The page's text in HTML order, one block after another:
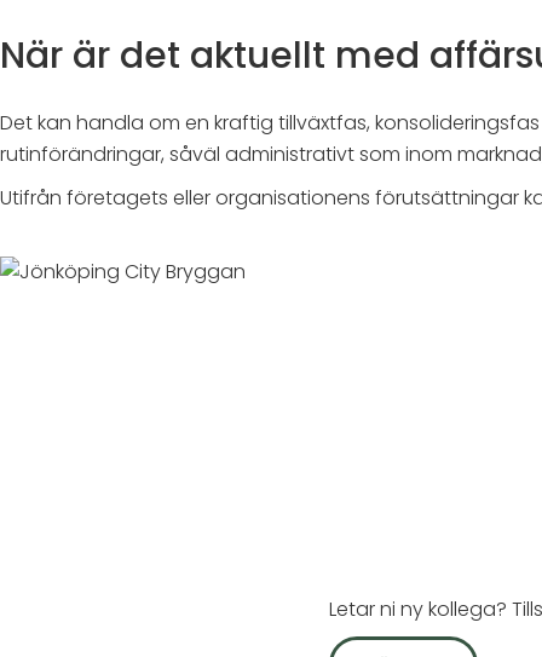
När är det aktuellt med
Det kan handla om en kraftig tillväxtfas,
rutinförändringar, såväl administrativt som inom
Utifrån företagets eller organisationens förutsättningar
Letar ni ny kollega?